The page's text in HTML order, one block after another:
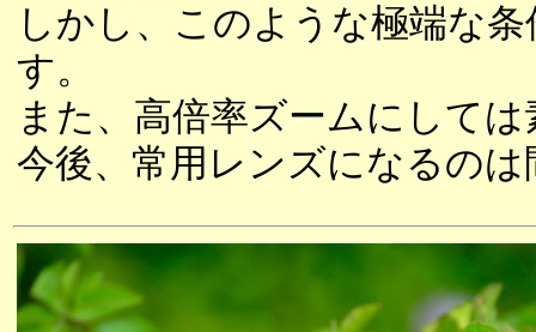
しかし、このような極端な
す。
また、高倍率ズームにして
今後、常用レンズになるの